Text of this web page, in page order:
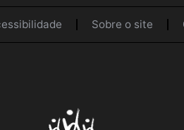
Sobre o site